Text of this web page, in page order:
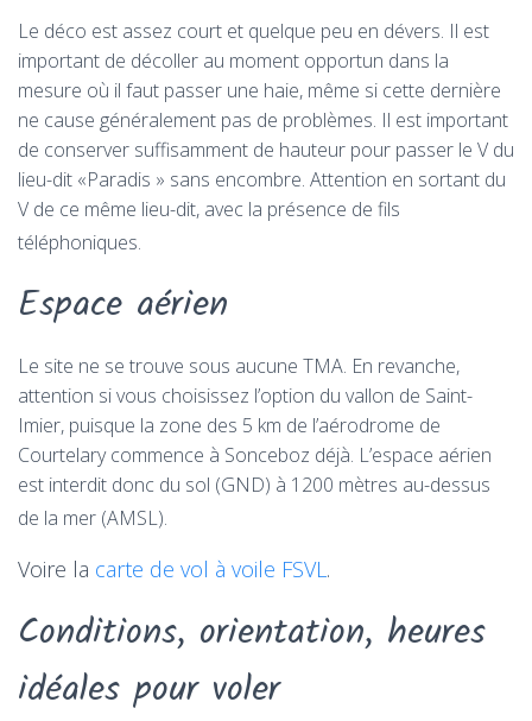
Le déco est assez court et quelque peu en dévers. Il est
important de décoller au moment opportun dans la
mesure où il faut passer une haie, même si cette dernière
ne cause généralement pas de problèmes. Il est important
de conserver suffisamment de hauteur pour passer le V du
lieu-dit «Paradis » sans encombre. Attention en sortant du
V de ce même lieu-dit, avec la présence de fils
téléphoniques.
Espace aérien
Le site ne se trouve sous aucune TMA. En revanche,
attention si vous choisissez l’option du vallon de Saint-
Imier, puisque la zone des 5 km de l’aérodrome de
Courtelary commence à Sonceboz déjà. L’espace aérien
est interdit donc du sol (GND) à 1200 mètres au-dessus
de la mer (AMSL).
Voire la carte de vol à voile FSVL.
Conditions, orientation, heures
idéales pour voler